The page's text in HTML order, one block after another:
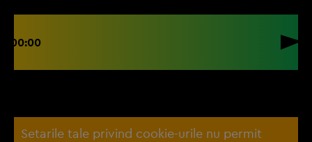
00:00
Setarile tale privind cookie-urile nu permit